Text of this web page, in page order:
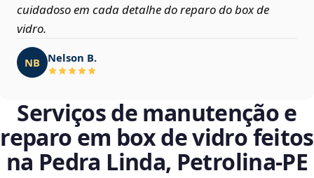
cuidadoso em cada detalhe do reparo do box de
vidro.
NB Nelson B.
Serviços de manutenção e
reparo em box de vidro feitos
na Pedra Linda, Petrolina‑PE